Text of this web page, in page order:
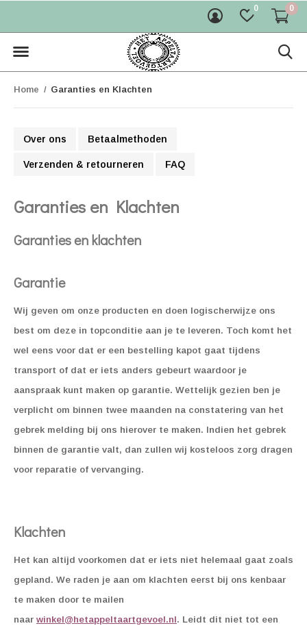
0 0
Home Garanties en Klachten
Over ons Betaalmethoden
Verzenden & retourneren FAQ
Garanties en Klachten
Garanties en klachten
Garantie
Wij geven om onze producten en doen logischerwijze ons
best om deze in topconditie aan je te leveren. Toch komt het
wel eens voor dat er een bestelling kapot gaat tijdens
transport of dat er iets anders gebeurt waardoor je
aanspraak kunt maken op garantie. Wettelijk gezien ben je
verplicht om binnen twee maanden na constatering van het
gebrek melding bij ons hierover te maken. Indien het gebrek
binnen de garantie valt, dan zullen wij kosteloos zorg dragen
voor reparatie of vervanging.
Klachten
Het kan altijd voorkomen dat er iets niet helemaal gaat zoals
gepland. We raden je aan om klachten eerst bij ons kenbaar
te maken door te mailen
naar winkel@hetappeltaartgevoel.nl. Leidt dit niet tot een